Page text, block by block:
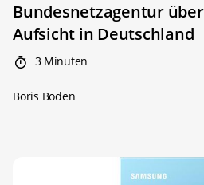
Bundesnetzagentur
Aufsicht in Deutschland
3 Minuten
Boris Boden